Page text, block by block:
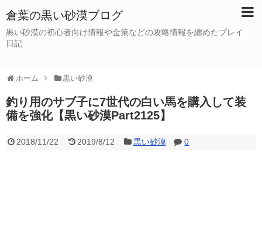
倉葉の黒い砂漠ブログ
黒い砂漠の初心者向け情報や金策などの攻略情報を纏めたプレイ
日記
ホーム 黒い砂漠
釣り用のサブ子に7世代の白い馬を購入して装
備を強化【黒い砂漠Part2125】
2018/11/22 2019/8/12 黒い砂漠 0